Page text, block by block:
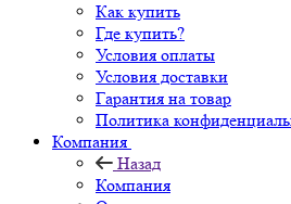
Как купить
Где купить?
Условия оплаты
Условия доставки
Гарантия на товар
Политика
Компания
Назад
Компания